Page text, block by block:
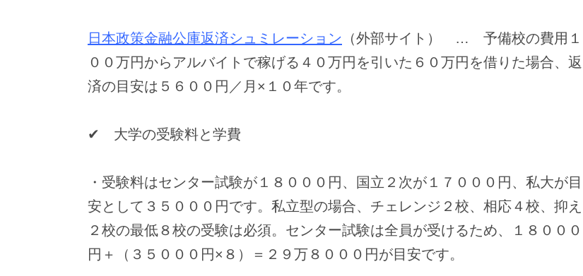
日本政策金融公庫返済シュミレーション （外部サイト） … 予備校の費用１
００万円からアルバイトで稼げる４０万円を引いた６０万円を借りた場合、返
済の目安は５６００円／月×１０年です。
✔ 大学の受験料と学費
・受験料はセンター試験が１８０００円、国立２次が１７０００円、私大が目
安として３５０００円です。私立型の場合、チェレンジ２校、相応４校、抑え
２校の最低８校の受験は必須。センター試験は全員が受けるため、１８０００
円＋（３５０００円×８）＝２９万８０００円が目安です。